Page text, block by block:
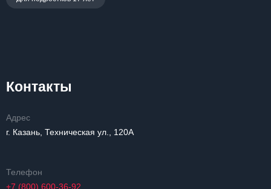
Контакты
Адрес
г. Казань, Техническая ул., 120А
Телефон
+7 (800) 600-36-92